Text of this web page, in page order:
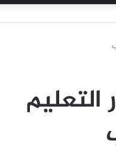
التعليم